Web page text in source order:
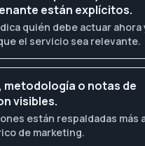
están explícitos.
quién debe actuar ahora
el servicio sea relevante.
metodología o notas de
visibles.
están respaldadas más
de marketing.